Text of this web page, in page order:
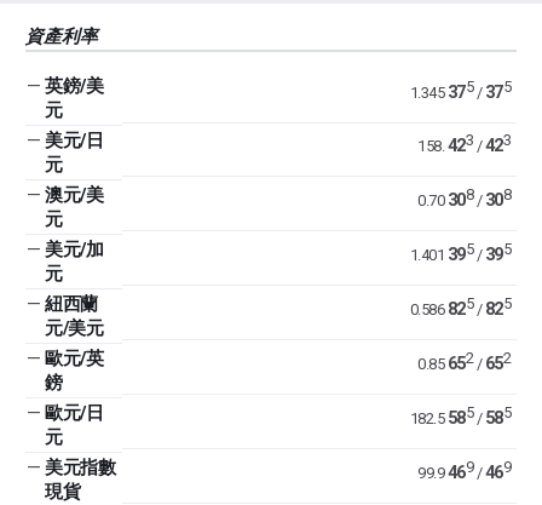
資產利率
— 英鎊/美
元
1.345 375/ 375
— 美元/日
元
158. 423 /423
— 澳元/美
元
0.70 308/ 308
— 美元/加
元
1.401 395/ 395
— 紐西蘭
元/美元
0.586 825/ 825
— 歐元/英
鎊
0.85 652/ 652
— 歐元/日
元
182.5 585/ 585
— 美元指數
現貨
99.9 469/469